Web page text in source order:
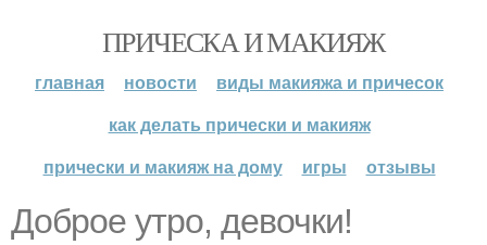
ПРИЧЕСКА И МАКИЯЖ
главная новости
виды макияжа и причесок
как делать прически и макияж
прически и макияж на дому
игры отзывы
Доброе утро, девочки!